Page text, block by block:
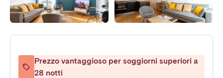
Prezzo vantaggioso per soggiorni superiori a
28 notti